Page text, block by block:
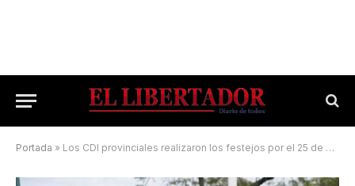
Portada » Los CDI provinciales realizaron los festejos por el 25 de mayo